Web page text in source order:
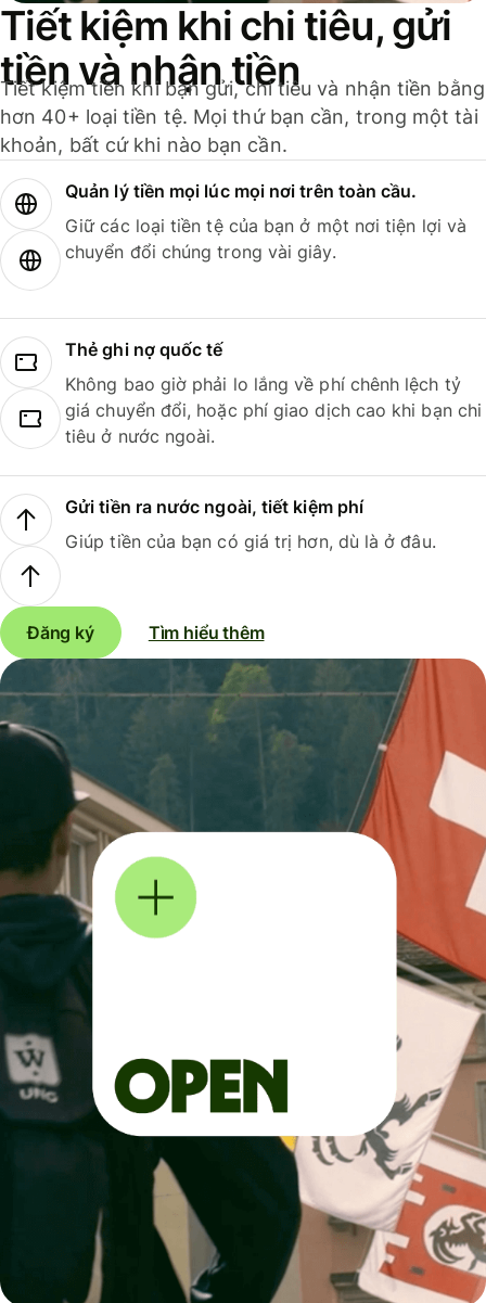
Tiết kiệm khi chi tiêu, gửi
tiền và nhận tiền
Tiết kiệm tiền khi bạn gửi, chi tiêu và nhận tiền bằng
hơn 40+ loại tiền tệ. Mọi thứ bạn cần, trong một tài
khoản, bất cứ khi nào bạn cần.
Quản lý tiền mọi lúc mọi nơi trên toàn cầu.
Giữ các loại tiền tệ của bạn ở một nơi tiện lợi và
chuyển đổi chúng trong vài giây.
Thẻ ghi nợ quốc tế
Không bao giờ phải lo lắng về phí chênh lệch tỷ
giá chuyển đổi, hoặc phí giao dịch cao khi bạn chi
tiêu ở nước ngoài.
Gửi tiền ra nước ngoài, tiết kiệm phí
Giúp tiền của bạn có giá trị hơn, dù là ở đâu.
Đăng ký Tìm hiểu thêm